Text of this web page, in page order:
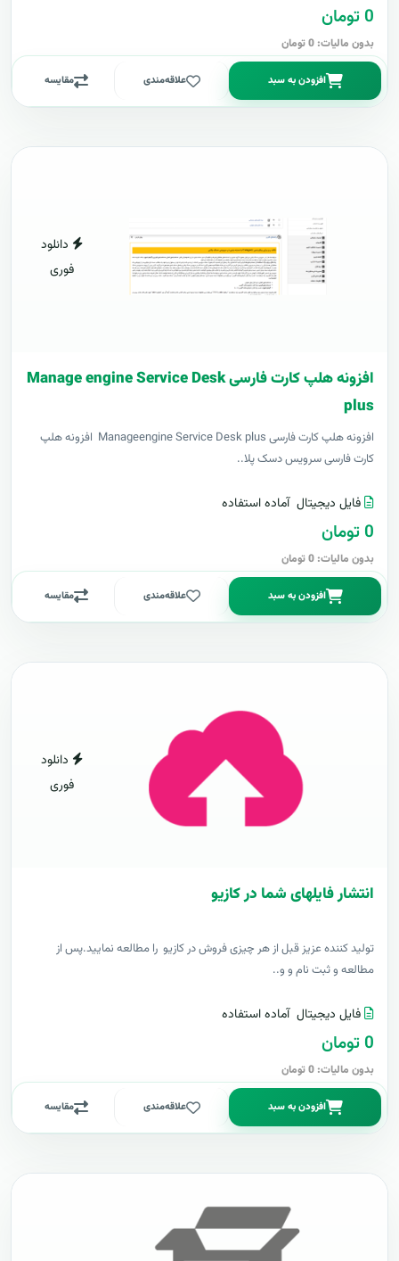
0 تومان
بدون مالیات: 0 تومان
افزودن به سبد علاقه‌مندی مقایسه
دانلود
فوری
افزونه هلپ کارت فارسی Manage engine Service Desk
plus
افزونه هلپ کارت فارسی Manageengine Service Desk plus افزونه هلپ
کارت فارسی سرویس دسک پلا..
فایل دیجیتال آماده استفاده
0 تومان
بدون مالیات: 0 تومان
افزودن به سبد علاقه‌مندی مقایسه
دانلود
فوری
انتشار فایلهای شما در کازیو
توليد کننده عزيز قبل از هر چیزی فروش در کازیو را مطالعه نمایید.پس از
مطالعه و ثبت نام و و..
فایل دیجیتال آماده استفاده
0 تومان
بدون مالیات: 0 تومان
افزودن به سبد علاقه‌مندی مقایسه